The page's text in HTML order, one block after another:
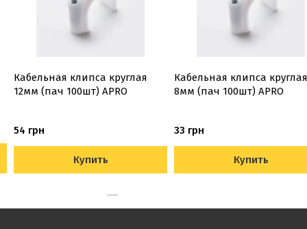
Кабельная клипса круглая
12мм (пач 100шт) APRO
54 грн
Купить
Кабельная клипса круглая
8мм (пач 100шт) APRO
33 грн
Купить